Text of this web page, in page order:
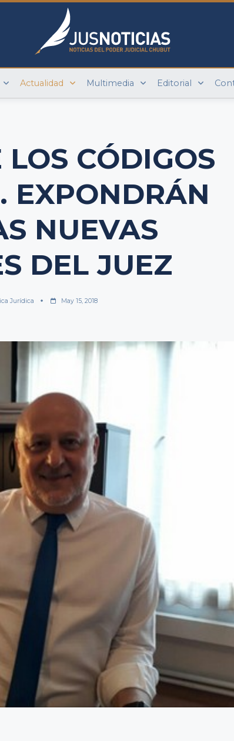
Actualidad Multimedia Editorial
CÓDIGOS
EXPONDRÁN
NUEVAS
DEL JUEZ
Jurídica May 15, 2018